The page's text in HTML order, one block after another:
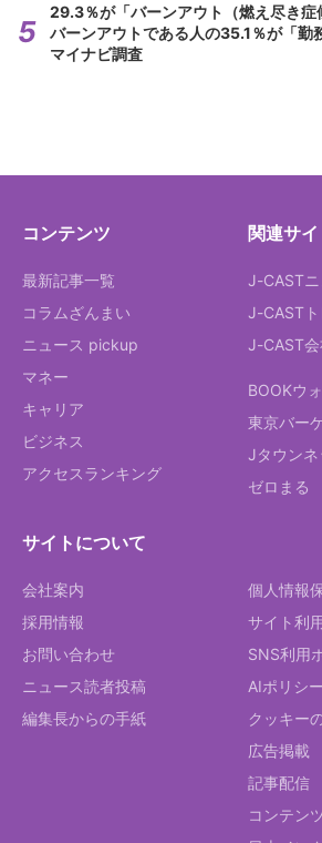
29.3％が「バーンアウト（燃え尽き
バーンアウトである人の35.1％が「
マイナビ調査
コンテンツ
最新記事一覧
コラムざんまい
ニュース pickup
マネー
キャリア
ビジネス
アクセスランキング
関連サイ
J-CASTニ
J-CASTト
J-CAST
BOOKウ
東京バー
Jタウンネ
ゼロまる
サイトについて
会社案内
採用情報
お問い合わせ
ニュース読者投稿
編集長からの手紙
個人情報
サイト利
SNS利用
AIポリシー
クッキー
広告掲載
記事配信
コンテン